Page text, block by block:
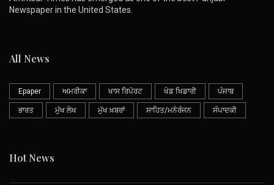
Newspaper in the United States.
All News
Epaper ਅਮਰੀਕਾ ਖਾਸ ਰਿਪੋਰਟ ਖੇਡ ਖਿਡਾਰੀ ਪੰਜਾਬ
ਭਾਰਤ ਮੁੱਖ ਲੇਖ ਮੁੱਖ ਖ਼ਬਰਾਂ ਸਾਹਿਤ/ਮਨੋਰੰਜਨ ਸੰਪਾਦਕੀ
Hot News